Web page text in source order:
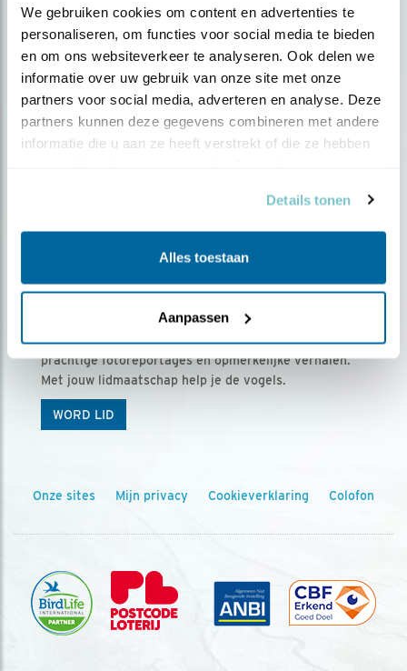
We gebruiken cookies om content en advertenties te
personaliseren, om functies voor social media te bieden
en om ons websiteverkeer te analyseren. Ook delen we
informatie over uw gebruik van onze site met onze
partners voor social media, adverteren en analyse. Deze
partners kunnen deze gegevens combineren met andere
informatie die u aan ze heeft verstrekt of die ze hebben
Details tonen
Alles toestaan
Aanpassen
Ontvang 5 x Vogels voor € 36,00 per jaar
Vogels is het tijdschrift voor onze leden, met
prachtige fotoreportages en opmerkelijke verhalen.
Met jouw lidmaatschap help je de vogels.
WORD LID
Onze sites Mijn privacy Cookieverklaring Colofon